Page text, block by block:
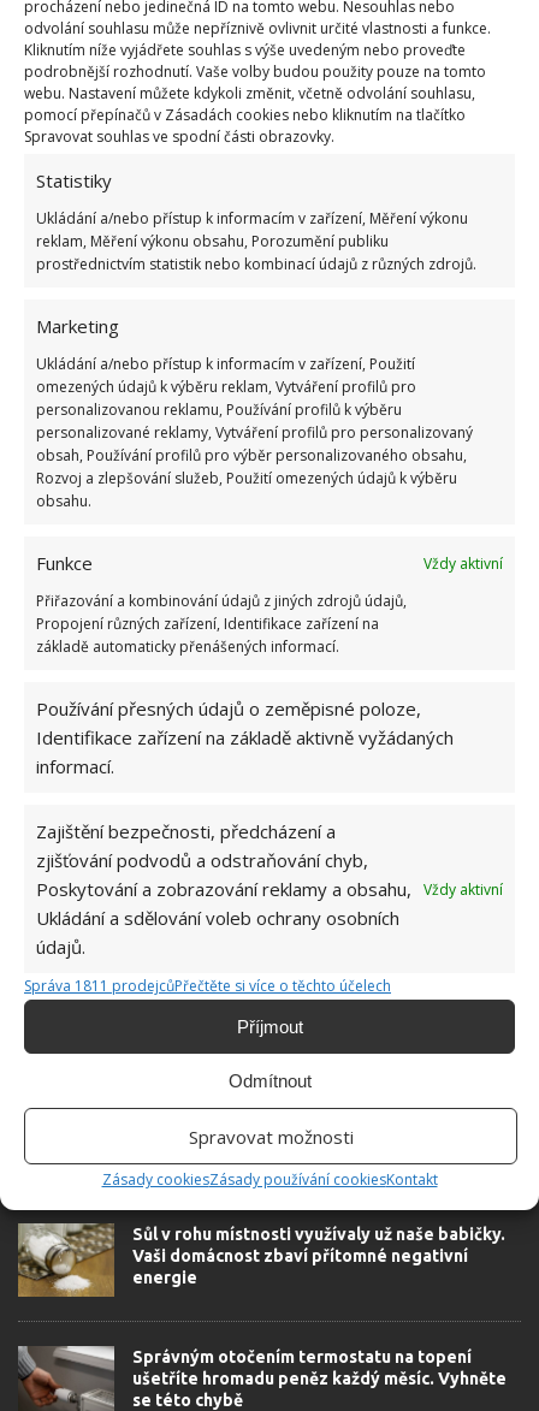
procházení nebo jedinečná ID na tomto webu. Nesouhlas nebo
odvolání souhlasu může nepříznivě ovlivnit určité vlastnosti a funkce.
Kliknutím níže vyjádřete souhlas s výše uvedeným nebo proveďte
podrobnější rozhodnutí. Vaše volby budou použity pouze na tomto
webu. Nastavení můžete kdykoli změnit, včetně odvolání souhlasu,
pomocí přepínačů v Zásadách cookies nebo kliknutím na tlačítko
Spravovat souhlas ve spodní části obrazovky.
Statistiky
Ukládání a/nebo přístup k informacím v zařízení, Měření výkonu
reklam, Měření výkonu obsahu, Porozumění publiku
prostřednictvím statistik nebo kombinací údajů z různých zdrojů.
Marketing
Ukládání a/nebo přístup k informacím v zařízení, Použití
omezených údajů k výběru reklam, Vytváření profilů pro
personalizovanou reklamu, Používání profilů k výběru
personalizované reklamy, Vytváření profilů pro personalizovaný
obsah, Používání profilů pro výběr personalizovaného obsahu,
Rozvoj a zlepšování služeb, Použití omezených údajů k výběru
obsahu.
Funkce
Vždy aktivní
Přiřazování a kombinování údajů z jiných zdrojů údajů,
Propojení různých zařízení, Identifikace zařízení na
základě automaticky přenášených informací.
Používání přesných údajů o zeměpisné poloze,
Identifikace zařízení na základě aktivně vyžádaných
informací.
Zajištění bezpečnosti, předcházení a
zjišťování podvodů a odstraňování chyb,
Poskytování a zobrazování reklamy a obsahu,
Ukládání a sdělování voleb ochrany osobních
údajů.
Vždy aktivní
Správa 1811 prodejcůPřečtěte si více o těchto účelech
Příjmout
Odmítnout
Spravovat možnosti
Zásady cookiesZásady používání cookiesKontakt
umístěte za radiátor. Uvidíte, že budete kohouty
na radiátorech minimálně o jeden stupeň stahovat.
Na webu KobietaGazeta dávají radu i těm z vás, kteří
žádnou desku nemají. Alobal prostě páskou přilepte
na zadní stranu radiátoru nebo přímo na zeď.
Přidejte svůj názor
KOMENTOVAT
Hana Musilová
Do redakce Bydlimeutulne.cz se
přidala během svých studií a práce
rozhodla zůstat. Její v...
autorovi]
SOUVISEJÍCÍ ČLÁNKY
Sůl v rohu místnosti využívaly už naše babičky.
Vaši domácnost zbaví přítomné negativní
energie
Správným otočením termostatu na topení
ušetříte hromadu peněz každý měsíc. Vyhněte
se této chybě